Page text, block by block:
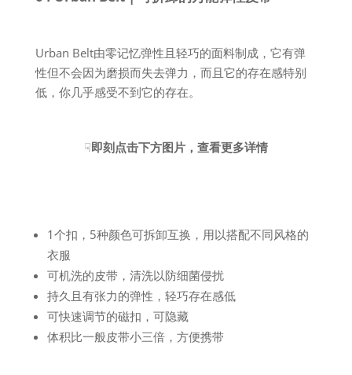
Urban Belt由零记忆弹性且轻巧的面料制成，它有弹
性但不会因为磨损而失去弹力，而且它的存在感特别
低，你几乎感受不到它的存在。
☟即刻点击下方图片，查看更多详情
1个扣，5种颜色可拆卸互换，用以搭配不同风格的
衣服
可机洗的皮带，清洗以防细菌侵扰
持久且有张力的弹性，轻巧存在感低
可快速调节的磁扣，可隐藏
体积比一般皮带小三倍，方便携带